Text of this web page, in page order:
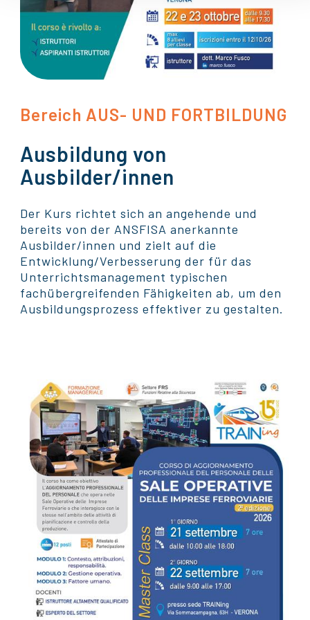
Bereich AUS- UND FORTBILDUNG
Ausbildung von
Ausbilder/innen
Der Kurs richtet sich an angehende und
bereits von der ANSFISA anerkannte
Ausbilder/innen und zielt auf die
Entwicklung/Verbesserung der für das
Unterrichtsmanagement typischen
fachübergreifenden Fähigkeiten ab, um den
Ausbildungsprozess effektiver zu gestalten.